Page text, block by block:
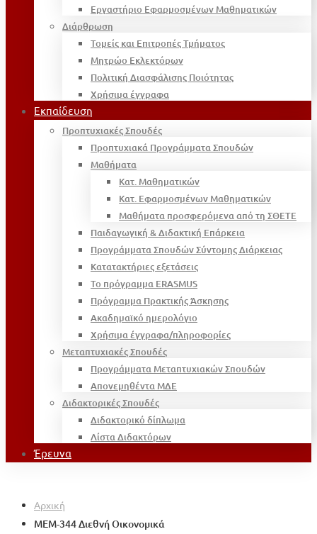
Εργαστήριο Εφαρμοσμένων Μαθηματικών
Διάρθρωση
Τομείς και Επιτροπές Τμήματος
Μητρώο Εκλεκτόρων
Πολιτική Διασφάλισης Ποιότητας
Χρήσιμα έγγραφα
Εκπαίδευση
Προπτυχιακές Σπουδές
Προπτυχιακά Προγράμματα Σπουδών
Μαθήματα
Κατ. Μαθηματικών
Κατ. Εφαρμοσμένων Μαθηματικών
Μαθήματα προσφερόμενα από τη ΣΘΕΤΕ
Παιδαγωγική & Διδακτική Επάρκεια
Προγράμματα Σπουδών Σύντομης Διάρκειας
Κατατακτήριες εξετάσεις
Το πρόγραμμα ERASMUS
Πρόγραμμα Πρακτικής Άσκησης
Ακαδημαϊκό ημερολόγιο
Χρήσιμα έγγραφα/πληροφορίες
Μεταπτυχιακές Σπουδές
Προγράμματα Μεταπτυχιακών Σπουδών
Απονεμηθέντα ΜΔΕ
Διδακτορικές Σπουδές
Διδακτορικό δίπλωμα
Λίστα Διδακτόρων
Έρευνα
Αρχική
MEM-344 Διεθνή Οικονομικά